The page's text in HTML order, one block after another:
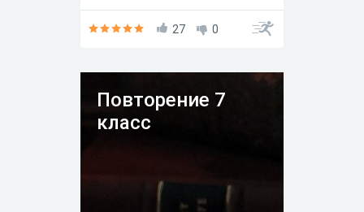
Новое время, благодаря
виртуально-
быстро развиваться,
обогащать свой багаж знаний
и сразу их применять на
практике. Популяризация
психологии стала причиной
есть отрефлексированным
количеством пережитых
событий в единицу времени.
27 0
Повторение 7
класс